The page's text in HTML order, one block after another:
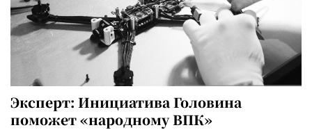
Эксперт: Инициатива Головина
поможет «народному ВПК»